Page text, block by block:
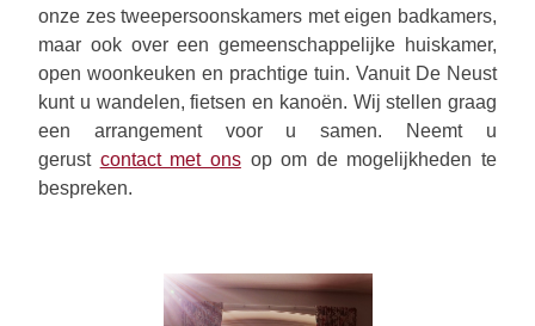
onze zes tweepersoonskamers met eigen badkamers,
maar ook over een gemeenschappelijke huiskamer,
open woonkeuken en prachtige tuin. Vanuit De Neust
kunt u wandelen, fietsen en kanoën. Wij stellen graag
een arrangement voor u samen. Neemt u
gerust contact met onsop om de mogelijkheden te
bespreken.